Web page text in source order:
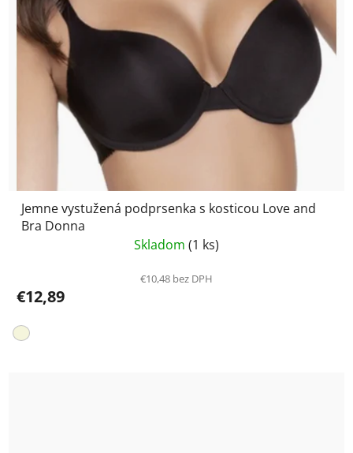
Jemne vystužená podprsenka s kosticou Love and
Bra Donna
Skladom (1 ks)
€10,48 bez DPH
€12,89